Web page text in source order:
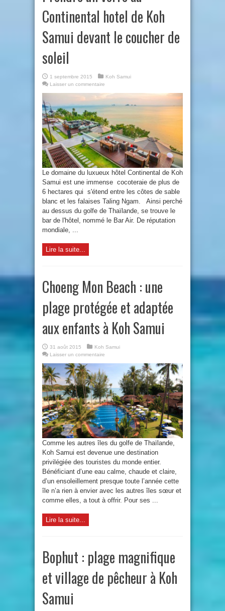
Continental hotel de Koh
Samui devant le coucher de
soleil
1 septembre 2015
Koh Samui
Laisser un commentaire
Le domaine du luxueux hôtel Continental de Koh
Samui est une immense cocoteraie de plus de
6 hectares qui s'étend entre les côtes de sable
blanc et les falaises Taling Ngam. Ainsi perché
au dessus du golfe de Thaïlande, se trouve le
bar de l'hôtel, nommé le Bar Air. De réputation
mondiale, ...
Lire la suite...
Choeng Mon Beach : une
plage protégée et adaptée
aux enfants à Koh Samui
31 août 2015
Koh Samui
Laisser un commentaire
Comme les autres îles du golfe de Thaïlande,
Koh Samui est devenue une destination
privilégiée des touristes du monde entier.
Bénéficiant d’une eau calme, chaude et claire,
d’un ensoleillement presque toute l’année cette
île n’a rien à envier avec les autres îles sœur et
comme elles, a tout à offrir. Pour ses ...
Lire la suite...
Bophut : plage magnifique
et village de pêcheur à Koh
Samui